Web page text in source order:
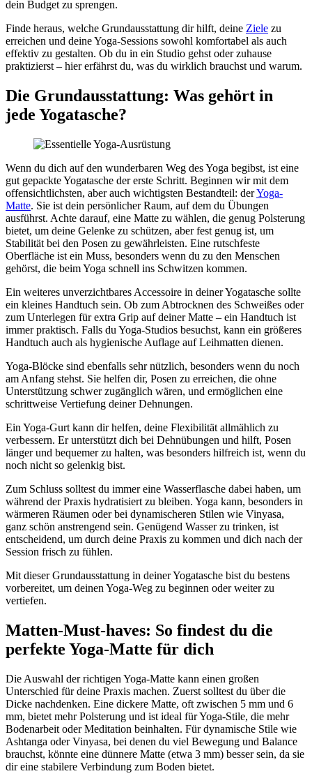
dein Budget zu sprengen.
Finde heraus, welche Grundausstattung dir hilft, deine Ziele zu
erreichen und deine Yoga-Sessions sowohl komfortabel als auch
effektiv zu gestalten. Ob du in ein Studio gehst oder zuhause
praktizierst – hier erfährst du, was du wirklich brauchst und warum.
Die Grundausstattung: Was gehört in
jede Yogatasche?
Wenn du dich auf den wunderbaren Weg des Yoga begibst, ist eine
gut gepackte Yogatasche der erste Schritt. Beginnen wir mit dem
offensichtlichsten, aber auch wichtigsten Bestandteil: derYoga-
Matte. Sie ist dein persönlicher Raum, auf dem du Übungen
ausführst. Achte darauf, eine Matte zu wählen, die genug Polsterung
bietet, um deine Gelenke zu schützen, aber fest genug ist, um
Stabilität bei den Posen zu gewährleisten. Eine rutschfeste
Oberfläche ist ein Muss, besonders wenn du zu den Menschen
gehörst, die beim Yoga schnell ins Schwitzen kommen.
Ein weiteres unverzichtbares Accessoire in deiner Yogatasche sollte
ein kleines Handtuch sein. Ob zum Abtrocknen des Schweißes oder
zum Unterlegen für extra Grip auf deiner Matte – ein Handtuch ist
immer praktisch. Falls du Yoga-Studios besuchst, kann ein größeres
Handtuch auch als hygienische Auflage auf Leihmatten dienen.
Yoga-Blöcke sind ebenfalls sehr nützlich, besonders wenn du noch
am Anfang stehst. Sie helfen dir, Posen zu erreichen, die ohne
Unterstützung schwer zugänglich wären, und ermöglichen eine
schrittweise Vertiefung deiner Dehnungen.
Ein Yoga-Gurt kann dir helfen, deine Flexibilität allmählich zu
verbessern. Er unterstützt dich bei Dehnübungen und hilft, Posen
länger und bequemer zu halten, was besonders hilfreich ist, wenn du
noch nicht so gelenkig bist.
Zum Schluss solltest du immer eine Wasserflasche dabei haben, um
während der Praxis hydratisiert zu bleiben. Yoga kann, besonders in
wärmeren Räumen oder bei dynamischeren Stilen wie Vinyasa,
ganz schön anstrengend sein. Genügend Wasser zu trinken, ist
entscheidend, um durch deine Praxis zu kommen und dich nach der
Session frisch zu fühlen.
Mit dieser Grundausstattung in deiner Yogatasche bist du bestens
vorbereitet, um deinen Yoga-Weg zu beginnen oder weiter zu
vertiefen.
Matten-Must-haves: So findest du die
perfekte Yoga-Matte für dich
Die Auswahl der richtigen Yoga-Matte kann einen großen
Unterschied für deine Praxis machen. Zuerst solltest du über die
Dicke nachdenken. Eine dickere Matte, oft zwischen 5 mm und 6
mm, bietet mehr Polsterung und ist ideal für Yoga-Stile, die mehr
Bodenarbeit oder Meditation beinhalten. Für dynamische Stile wie
Ashtanga oder Vinyasa, bei denen du viel Bewegung und Balance
brauchst, könnte eine dünnere Matte (etwa 3 mm) besser sein, da sie
dir eine stabilere Verbindung zum Boden bietet.